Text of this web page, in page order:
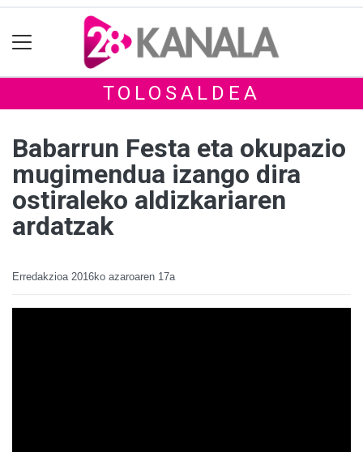
TOLOSALDEA
Babarrun Festa eta okupazio
mugimendua izango dira
ostiraleko aldizkariaren
ardatzak
Erredakzioa 2016ko azaroaren 17a